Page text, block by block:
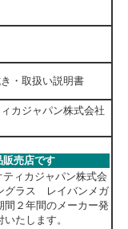
・取扱い説明書
カジャパン株式会社
販売店です
ィカジャパン株式会
グラス レイバンメガ
間２年間のメーカー発
たします。